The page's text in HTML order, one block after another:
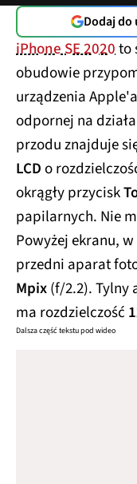
Dodaj do
iPhone SE 2020to
obudowie
urządzenia
odpornej na
przodu znajduje
LCDo
okrągły przycisk
papilarnych. Nie
Powyżej ekranu,
przedni aparat
Mpix(f/2.2). Tylny
ma rozdzielczość
Dalsza część tekstu pod wideo